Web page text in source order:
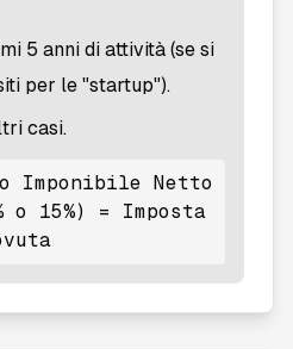
5 anni di attività (se si
per le "startup").
casi.
Imponibile Netto
o 15%) = Imposta